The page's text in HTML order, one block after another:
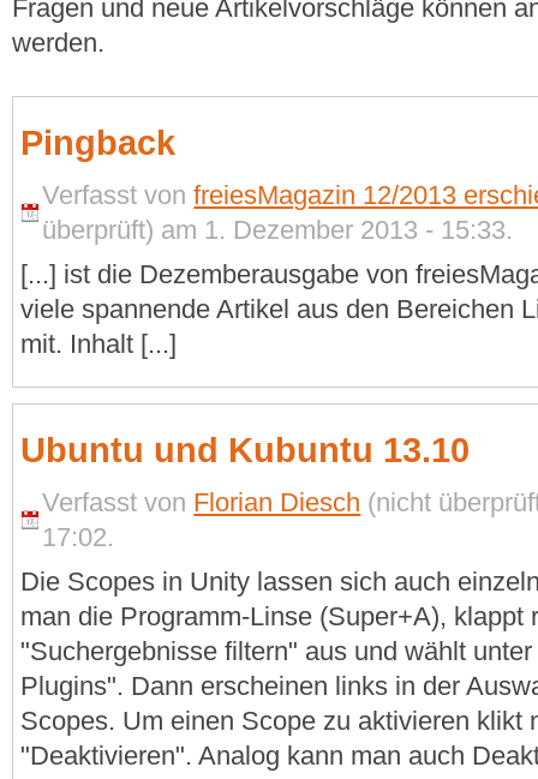
Fragen und neue Artikelvorschläge können
werden.
Pingback
Verfasst vonfreiesMagazin 12/2013
überprüft) am 1. Dezember 2013 - 15:33.
[...] ist die Dezemberausgabe von
viele spannende Artikel aus den Bereichen
mit. Inhalt [...]
Ubuntu und Kubuntu 13.10
Verfasst von Florian Diesch (nicht
17:02.
Die Scopes in Unity lassen sich auch
man die Programm-Linse (Super+A), klappt
"Suchergebnisse filtern" aus und wählt
Plugins". Dann erscheinen links in der
Scopes. Um einen Scope zu aktivieren klikt
"Deaktivieren". Analog kann man auch